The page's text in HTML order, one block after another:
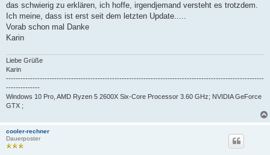
das schwierig zu erklären, ich hoffe, irgendjemand versteht es trotzdem.
Ich meine, dass ist erst seit dem letzten Update.....
Vorab schon mal Danke
Karin
Liebe Grüße
Karin
-----------------------------------------------------------------------------------------------------------
--------------
Windows 10 Pro, AMD Ryzen 5 2600X Six-Core Processor 3.60 GHz; NVIDIA GeForce
GTX ;
cooler-rechner
Dauerposter